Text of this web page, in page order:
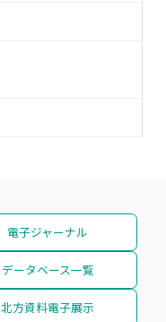
電子ジャーナル
データベース一覧
北方資料電子展示